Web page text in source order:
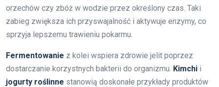
orzechów czy zbóż w wodzie przez określony czas. Taki
zabieg zwiększa ich przyswajalność i aktywuje enzymy, co
sprzyja lepszemu trawieniu pokarmu.
Fermentowanie z kolei wspiera zdrowie jelit poprzez
dostarczanie korzystnych bakterii do organizmu. Kimchi i
jogurty roślinne stanowią doskonałe przykłady produktów